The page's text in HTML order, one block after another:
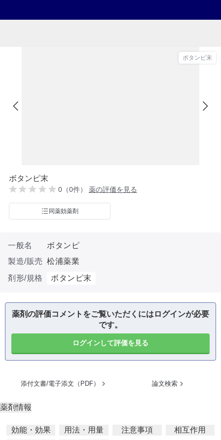
ボタンピ末
ボタンピ末
0（0件） 薬の評価を見る
同薬効薬剤
一般名
ボタンピ
製造/販売 松浦薬業
剤形/規格
ボタンピ末
薬剤の評価コメントをご覧いただくにはログインが必要
です。
ログインして評価を見る
添付文書/電子添文（PDF） 論文検索
薬剤情報
効能・効果 用法・用量 注意事項
相互作用